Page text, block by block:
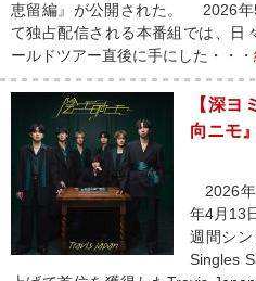
恵留編』が公開された。 2026年
て独占配信される本番組では、日
ールドツアー直後に手にした・・・
【深ヨ
向ニモ
2026年
年4月13
週間シ
Singles